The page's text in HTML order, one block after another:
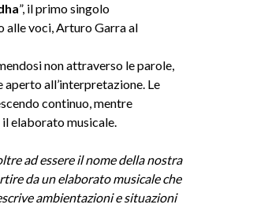
”, il primo singolo
alle voci, Arturo Garra al
non attraverso le parole,
all’interpretazione. Le
continuo, mentre
elaborato musicale.
ad essere il nome della nostra
da un elaborato musicale che
ambientazioni e situazioni